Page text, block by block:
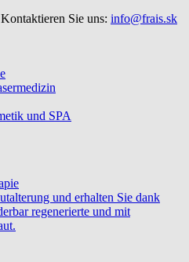
Sie uns: info@frais.sk
und SPA
und erhalten Sie dank
regenerierte und mit